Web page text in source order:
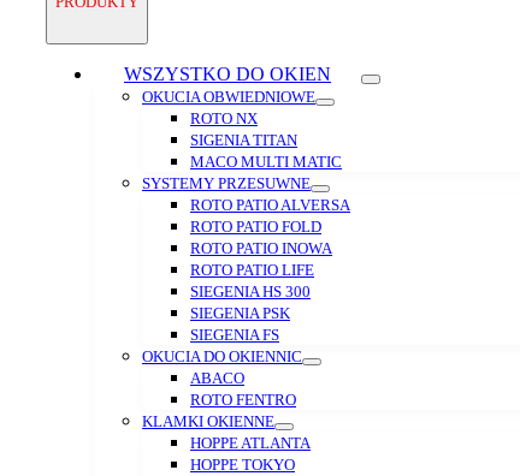
WSZYSTKO DO OKIEN
OKUCIA OBWIEDNIOWE
ROTO NX
SIGENIA TITAN
MACO MULTI MATIC
SYSTEMY PRZESUWNE
ROTO PATIO ALVERSA
ROTO PATIO FOLD
ROTO PATIO INOWA
ROTO PATIO LIFE
SIEGENIA HS 300
SIEGENIA PSK
SIEGENIA FS
OKUCIA DO OKIENNIC
ABACO
ROTO FENTRO
KLAMKI OKIENNE
HOPPE ATLANTA
HOPPE TOKYO